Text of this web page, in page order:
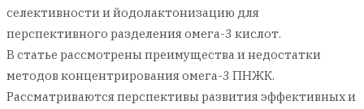
селективности и йодолактонизацию для
перспективного разделения омега-3 кислот.
В статье рассмотрены преимущества и недостатки
методов концентрирования омега-3 ПНЖК.
Рассматриваются перспективы развития эффективных и